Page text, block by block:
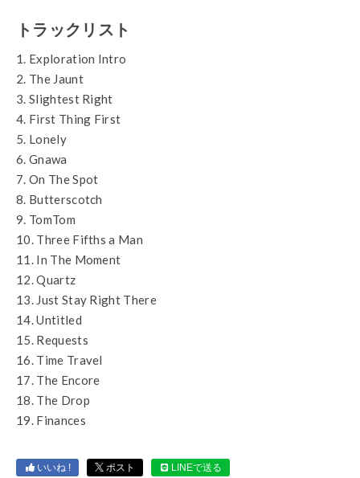
トラックリスト
1. Exploration Intro
2. The Jaunt
3. Slightest Right
4. First Thing First
5. Lonely
6. Gnawa
7. On The Spot
8. Butterscotch
9. TomTom
10. Three Fifths a Man
11. In The Moment
12. Quartz
13. Just Stay Right There
14. Untitled
15. Requests
16. Time Travel
17. The Encore
18. The Drop
19. Finances
いいね ! ポスト LINEで送る